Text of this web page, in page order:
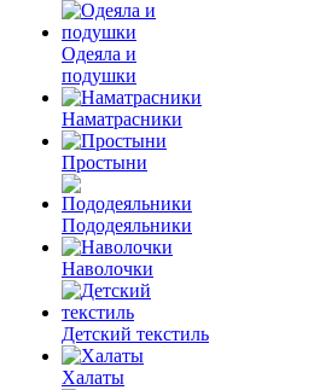
Одеяла и
подушки
Наматрасники
Простыни
Пододеяльники
Наволочки
Детский текстиль
Халаты